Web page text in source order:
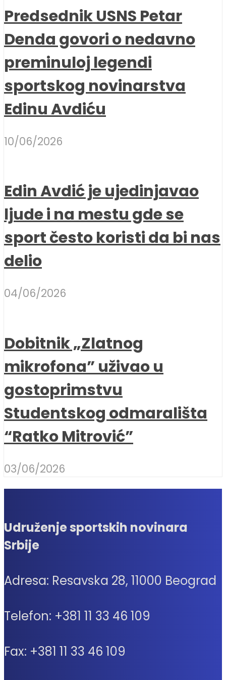
Predsednik USNS Petar
Denda govori o nedavno
preminuloj legendi
sportskog novinarstva
Edinu Avdiću
10/06/2026
Edin Avdić je ujedinjavao
ljude i na mestu gde se
sport često koristi da bi nas
delio
04/06/2026
Dobitnik „Zlatnog
mikrofona” uživao u
gostoprimstvu
Studentskog odmarališta
“Ratko Mitrović”
03/06/2026
Udruženje sportskih novinara
Srbije
Adresa: Resavska 28, 11000 Beograd
Telefon: +381 11 33 46 109
Fax: +381 11 33 46 109